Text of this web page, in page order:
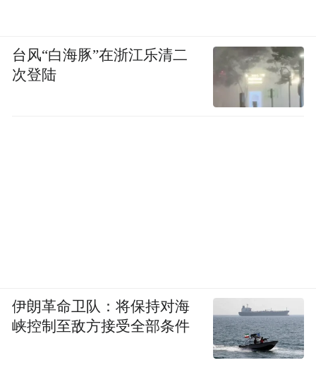
台风“白海豚”在浙江乐清二
次登陆
伊朗革命卫队：将保持对海
峡控制至敌方接受全部条件